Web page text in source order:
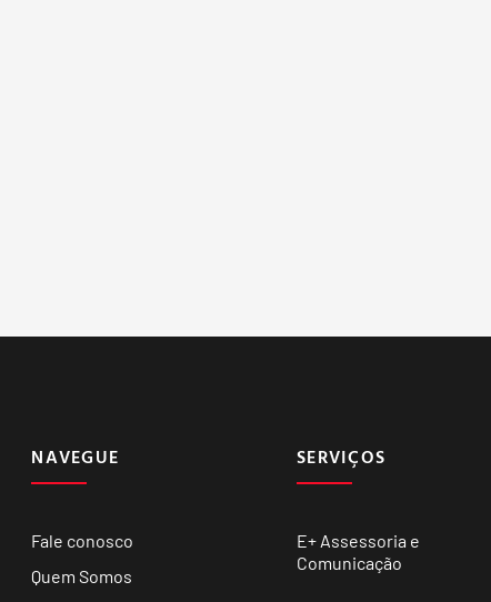
NAVEGUE
Fale conosco
Quem Somos
SERVIÇOS
E+ Assessoria e
Comunicação